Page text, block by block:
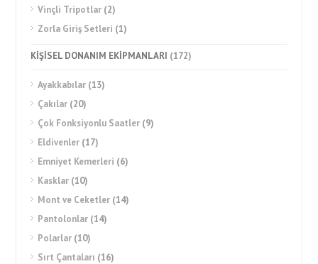
Vinçli Tripotlar (2)
Zorla Giriş Setleri (1)
KİŞİSEL DONANIM EKİPMANLARI (172)
Ayakkabılar (13)
Çakılar (20)
Çok Fonksiyonlu Saatler (9)
Eldivenler (17)
Emniyet Kemerleri (6)
Kasklar (10)
Mont ve Ceketler (14)
Pantolonlar (14)
Polarlar (10)
Sırt Çantaları (16)